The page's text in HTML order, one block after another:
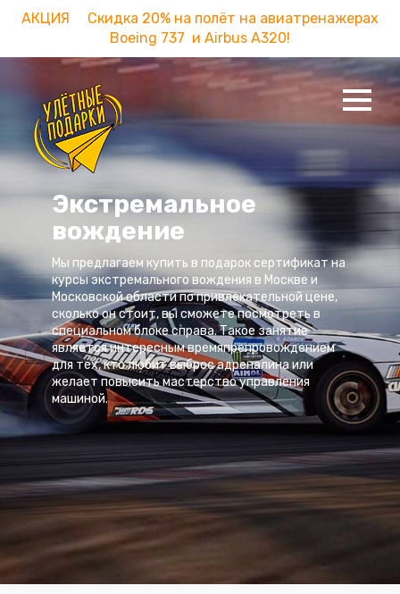
АКЦИЯ Скидка 20% на полёт на авиатренажерах
Boeing 737 и Airbus A320!
Экстремальное
вождение
Мы предлагаем купить в подарок сертификат на
курсы экстремального вождения в Москве и
Московской области по привлекательной цене,
сколько он стоит, вы сможете посмотреть в
специальном блоке справа. Такое занятие
является интересным времяпрепровождением
для тех, кто любит выброс адреналина или
желает повысить мастерство управления
машиной.